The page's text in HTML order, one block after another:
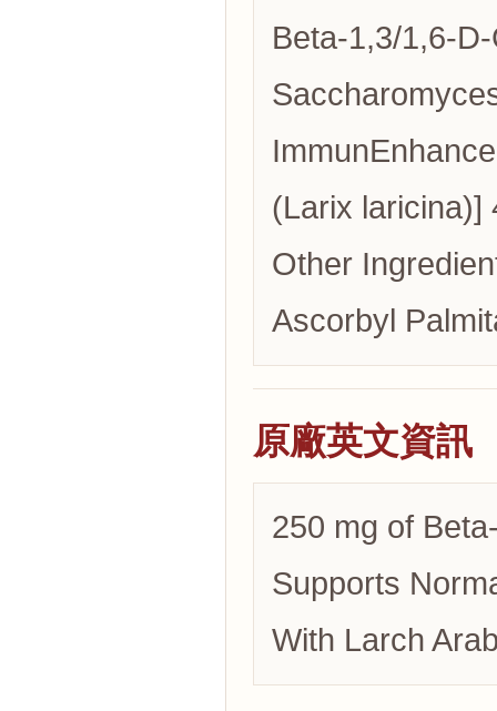
Beta-1,3/1,6-
(Larix laricina)]
Other
Ascorbyl
原廠英文資訊
250 mg of
Supports
With Larch